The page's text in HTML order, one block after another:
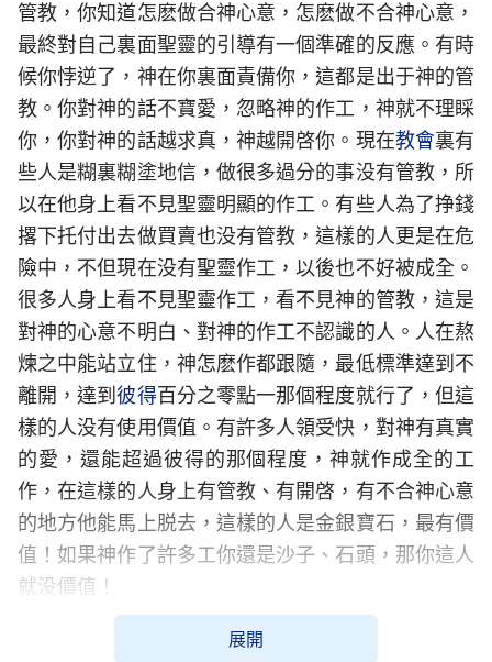
管教，你知道怎麽做合神心意，怎麽做不合神心意，
最終對自己裏面聖靈的引導有一個準確的反應。有時
候你悖逆了，神在你裏面責備你，這都是出于神的管
教。你對神的話不寶愛，忽略神的作工，神就不理睬
你，你對神的話越求真，神越開啓你。現在教會裏有
些人是糊裏糊塗地信，做很多過分的事没有管教，所
以在他身上看不見聖靈明顯的作工。有些人為了挣錢
撂下托付出去做買賣也没有管教，這樣的人更是在危
險中，不但現在没有聖靈作工，以後也不好被成全。
很多人身上看不見聖靈作工，看不見神的管教，這是
對神的心意不明白、對神的作工不認識的人。人在熬
煉之中能站立住，神怎麽作都跟隨，最低標準達到不
離開，達到彼得百分之零點一那個程度就行了，但這
樣的人没有使用價值。有許多人領受快，對神有真實
的愛，還能超過彼得的那個程度，神就作成全的工
作，在這樣的人身上有管教、有開啓，有不合神心意
的地方他能馬上脱去，這樣的人是金銀寶石，最有價
值！如果神作了許多工你還是沙子、石頭，那你這人
就没價值！
——《話・卷一 神的顯現與作工・被成全的人都得
展開